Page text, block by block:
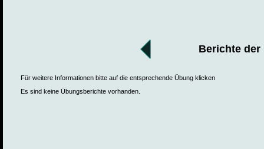
Berichte der
Für weitere Informationen bitte auf die entsprechende Übung klicken
Es sind keine Übungsberichte vorhanden.